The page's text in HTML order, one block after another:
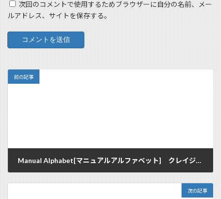
次回のコメントで使用するためブラウザーに自分の名前、メー
ルアドレス、サイトを保存する。
前の記事
Manual Alphabet[マニュアルアルファベット] クレイジーなミリタリーなシャツなジャケットな
2012/09/23
次の記事